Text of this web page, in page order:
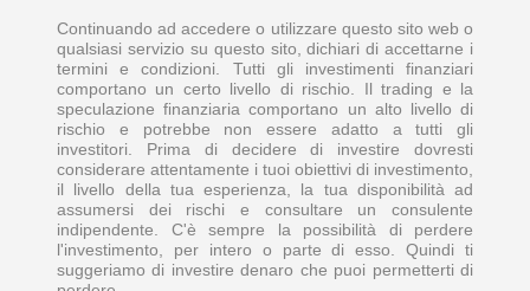
Continuando ad accedere o utilizzare questo sito web o
qualsiasi servizio su questo sito, dichiari di accettarne i
termini e condizioni. Tutti gli investimenti finanziari
comportano un certo livello di rischio. Il trading e la
speculazione finanziaria comportano un alto livello di
rischio e potrebbe non essere adatto a tutti gli
investitori. Prima di decidere di investire dovresti
considerare attentamente i tuoi obiettivi di investimento,
il livello della tua esperienza, la tua disponibilità ad
assumersi dei rischi e consultare un consulente
indipendente. C'è sempre la possibilità di perdere
l'investimento, per intero o parte di esso. Quindi ti
suggeriamo di investire denaro che puoi permetterti di